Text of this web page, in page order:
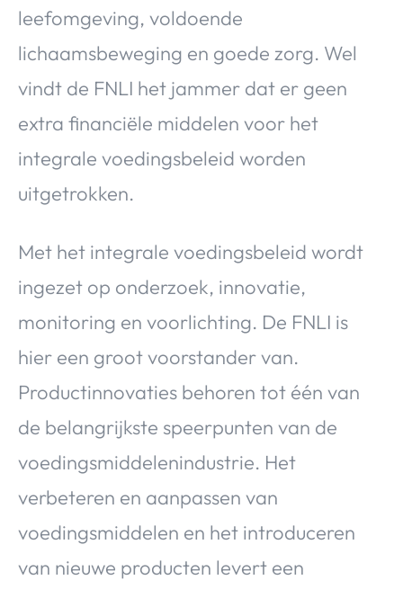
VALERIE'S CHOICE
Food & Drinks Health & Beauty Gadgets
Huis & Tuin
Travel
Lifestyle
leefomgeving, voldoende
lichaamsbeweging en goede zorg. Wel
vindt de FNLI het jammer dat er geen
extra financiële middelen voor het
integrale voedingsbeleid worden
uitgetrokken.
Met het integrale voedingsbeleid wordt
ingezet op onderzoek, innovatie,
monitoring en voorlichting. De FNLI is
hier een groot voorstander van.
Productinnovaties behoren tot één van
de belangrijkste speerpunten van de
voedingsmiddelenindustrie. Het
verbeteren en aanpassen van
voedingsmiddelen en het introduceren
van nieuwe producten levert een